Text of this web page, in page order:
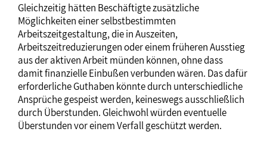
Gleichzeitig hätten Beschäftigte zusätzliche
Möglichkeiten einer selbstbestimmten
Arbeitszeitgestaltung, die in Auszeiten,
Arbeitszeitreduzierungen oder einem früheren Ausstieg
aus der aktiven Arbeit münden können, ohne dass
damit finanzielle Einbußen verbunden wären. Das dafür
erforderliche Guthaben könnte durch unterschiedliche
Ansprüche gespeist werden, keineswegs ausschließlich
durch Überstunden. Gleichwohl würden eventuelle
Überstunden vor einem Verfall geschützt werden.